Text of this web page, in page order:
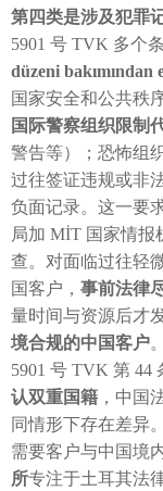
第四类是涉及犯罪
5901 号 TVK 多个
düzeni
国家安全和公共秩
国际警察组织限制
警告等）；恐怖组
过往签证违规或非
负面记录。这一要
局加 MİT 国家情报
查。对面临过往轻
国客户， 事前法律
量时间与资源后才
境合规的中国客户
5901 号 TVK 第 44
认双重国籍 ，中国
同情形下存在差异
需要客户与中国境
所专注于土耳其法